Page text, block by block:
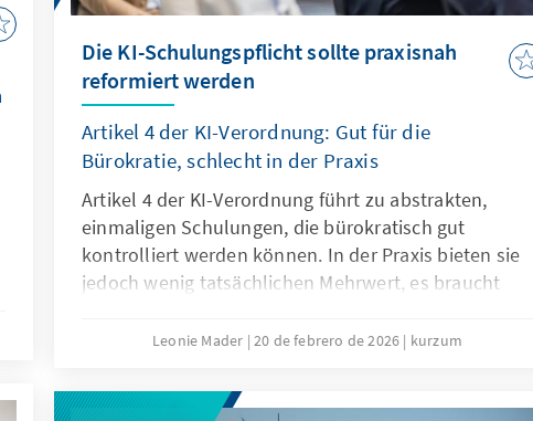
Die KI-Schulungspflicht sollte praxisnah
reformiert werden
Artikel 4 der KI-Verordnung: Gut für die
Bürokratie, schlecht in der Praxis
Artikel 4 der KI-Verordnung führt zu abstrakten,
einmaligen Schulungen, die bürokratisch gut
kontrolliert werden können. In der Praxis bieten sie
jedoch wenig tatsächlichen Mehrwert, es braucht
Der Passus sollte deshalb mit dem Digitalen
Leonie Mader 20 de febrero de 2026 kurzum